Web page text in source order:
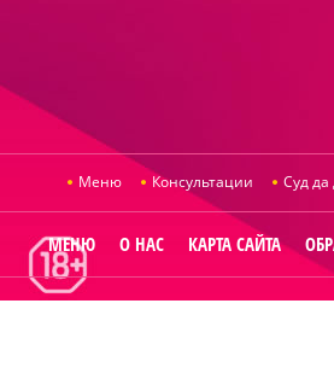
Меню Консультации Суд да
МЕНЮ О НАС КАРТА САЙТА